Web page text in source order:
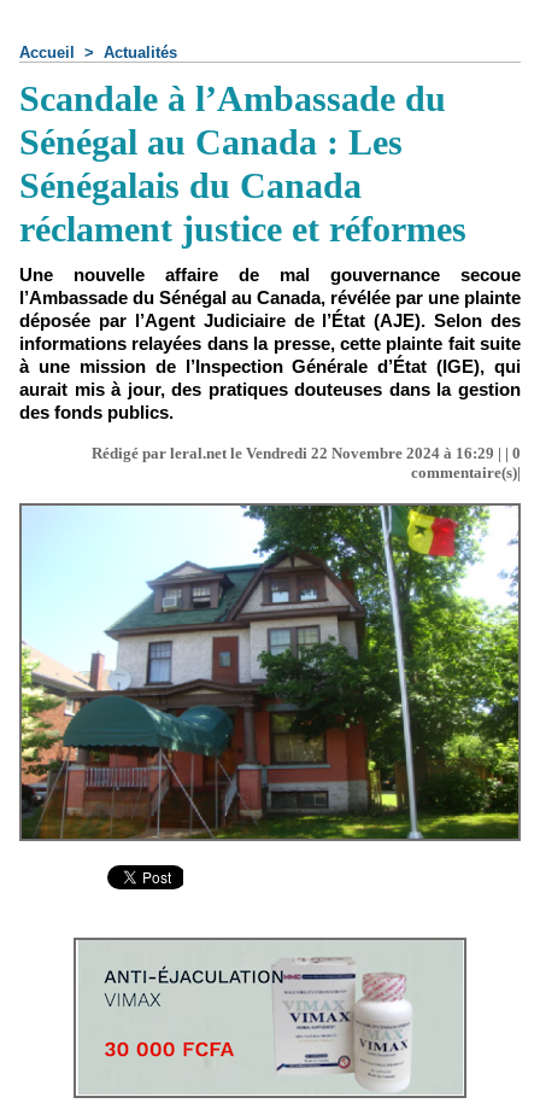
Accueil > Actualités
Scandale à l’Ambassade du
Sénégal au Canada : Les
Sénégalais du Canada
réclament justice et réformes
Une nouvelle affaire de mal gouvernance secoue
l’Ambassade du Sénégal au Canada, révélée par une plainte
déposée par l’Agent Judiciaire de l’État (AJE). Selon des
informations relayées dans la presse, cette plainte fait suite
à une mission de l’Inspection Générale d’État (IGE), qui
aurait mis à jour, des pratiques douteuses dans la gestion
des fonds publics.
Rédigé par leral.net le Vendredi 22 Novembre 2024 à 16:29 | | 0
commentaire(s)|